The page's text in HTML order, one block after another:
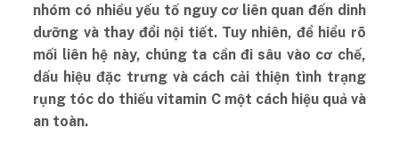
nhóm có nhiều yếu tố nguy cơ liên quan đến dinh
dưỡng và thay đổi nội tiết. Tuy nhiên, để hiểu rõ
mối liên hệ này, chúng ta cần đi sâu vào cơ chế,
dấu hiệu đặc trưng và cách cải thiện tình trạng
rụng tóc do thiếu vitamin C một cách hiệu quả và
an toàn.